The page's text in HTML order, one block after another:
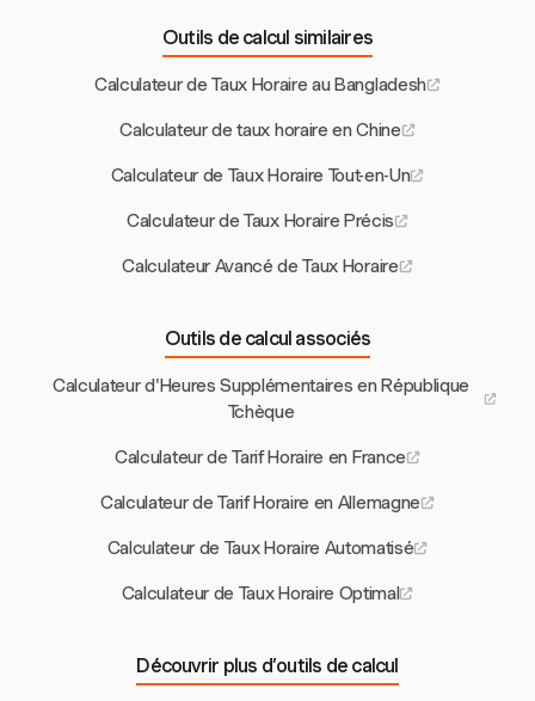
Outils de calcul similaires
Calculateur de Taux Horaire au Bangladesh
Calculateur de taux horaire en Chine
Calculateur de Taux Horaire Tout-en-Un
Calculateur de Taux Horaire Précis
Calculateur Avancé de Taux Horaire
Outils de calcul associés
Calculateur d'Heures Supplémentaires en République
Tchèque
Calculateur de Tarif Horaire en France
Calculateur de Tarif Horaire en Allemagne
Calculateur de Taux Horaire Automatisé
Calculateur de Taux Horaire Optimal
Découvrir plus d’outils de calcul